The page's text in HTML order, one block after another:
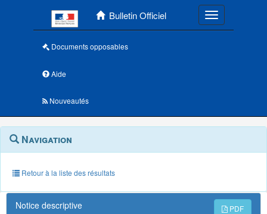
Bulletin Officiel Toggle
Documents opposables
Aide
Nouveautés
Navigation
outils
annexes
Menu
contextuel
Navigation
Retour à la liste des résultats
Notice descriptive PDF